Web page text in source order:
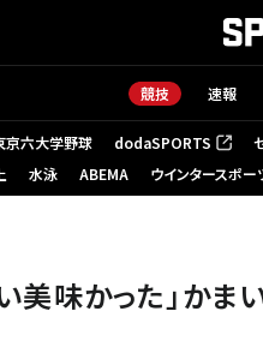
競技 速報
京六大学野球 dodaSPORTS
（新しいタブで開く）
水泳 ABEMA ウインタースポー
美味かった」か